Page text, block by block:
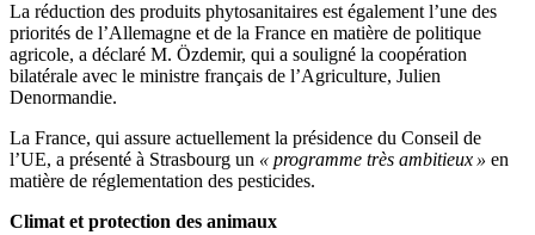
La réduction des produits phytosanitaires est également l’une des
priorités de l’Allemagne et de la France en matière de politique
agricole, a déclaré M. Özdemir, qui a souligné la coopération
bilatérale avec le ministre français de l’Agriculture, Julien
Denormandie.
La France, qui assure actuellement la présidence du Conseil de
l’UE, a présenté à Strasbourg un « programme très ambitieux » en
matière de réglementation des pesticides.
Climat et protection des animaux